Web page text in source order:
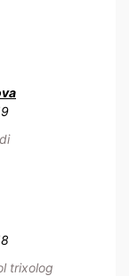
trixolog